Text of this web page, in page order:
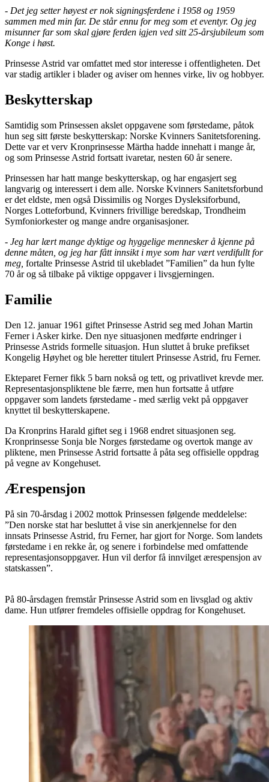
- Det jeg setter høyest er nok signingsferdene i 1958 og 1959
sammen med min far. De står ennu for meg som et eventyr. Og jeg
misunner far som skal gjøre ferden igjen ved sitt 25-årsjubileum som
Konge i høst.
Prinsesse Astrid var omfattet med stor interesse i offentligheten. Det
var stadig artikler i blader og aviser om hennes virke, liv og hobbyer.
Beskytterskap
Samtidig som Prinsessen akslet oppgavene som førstedame, påtok
hun seg sitt første beskytterskap: Norske Kvinners Sanitetsforening.
Dette var et verv Kronprinsesse Märtha hadde innehatt i mange år,
og som Prinsesse Astrid fortsatt ivaretar, nesten 60 år senere.
Prinsessen har hatt mange beskytterskap, og har engasjert seg
langvarig og interessert i dem alle. Norske Kvinners Sanitetsforbund
er det eldste, men også Dissimilis og Norges Dysleksiforbund,
Norges Lotteforbund, Kvinners frivillige beredskap, Trondheim
Symfoniorkester og mange andre organisasjoner.
- Jeg har lært mange dyktige og hyggelige mennesker å kjenne på
denne måten, og jeg har fått innsikt i mye som har vært verdifullt for
meg, fortalte Prinsesse Astrid til ukebladet ”Familien” da hun fylte
70 år og så tilbake på viktige oppgaver i livsgjerningen.
Familie
Den 12. januar 1961 giftet Prinsesse Astrid seg med Johan Martin
Ferner i Asker kirke. Den nye situasjonen medførte endringer i
Prinsesse Astrids formelle situasjon. Hun sluttet å bruke prefikset
Kongelig Høyhet og ble heretter titulert Prinsesse Astrid, fru Ferner.
Ekteparet Ferner fikk 5 barn nokså og tett, og privatlivet krevde mer.
Representasjonspliktene ble færre, men hun fortsatte å utføre
oppgaver som landets førstedame - med særlig vekt på oppgaver
knyttet til beskytterskapene.
Da Kronprins Harald giftet seg i 1968 endret situasjonen seg.
Kronprinsesse Sonja ble Norges førstedame og overtok mange av
pliktene, men Prinsesse Astrid fortsatte å påta seg offisielle oppdrag
på vegne av Kongehuset.
Ærespensjon
På sin 70-årsdag i 2002 mottok Prinsessen følgende meddelelse:
”Den norske stat har besluttet å vise sin anerkjennelse for den
innsats Prinsesse Astrid, fru Ferner, har gjort for Norge. Som landets
førstedame i en rekke år, og senere i forbindelse med omfattende
representasjonsoppgaver. Hun vil derfor få innvilget ærespensjon av
statskassen”.
På 80-årsdagen fremstår Prinsesse Astrid som en livsglad og aktiv
dame. Hun utfører fremdeles offisielle oppdrag for Kongehuset.